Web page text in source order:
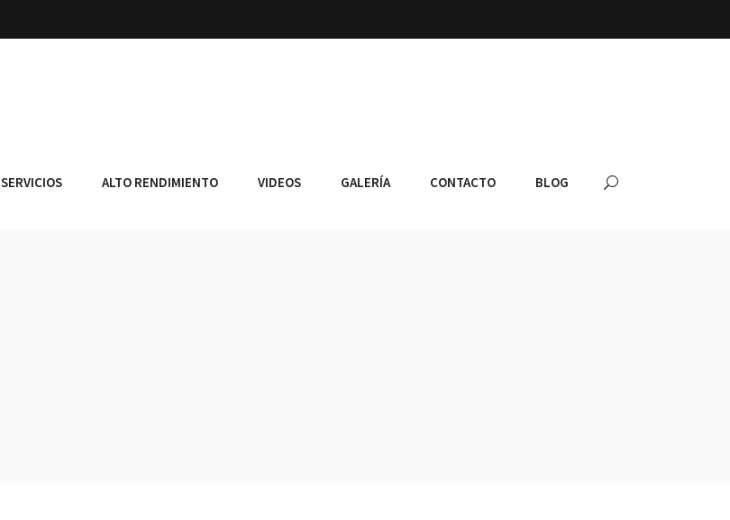
SERVICIOS ALTO RENDIMIENTO VIDEOS GALERÍA CONTACTO BLOG